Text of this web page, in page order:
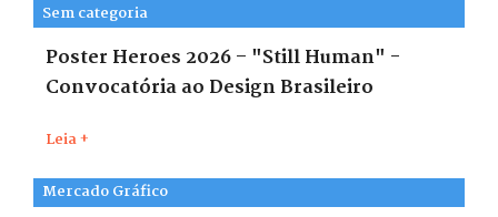
Sem categoria
Poster Heroes 2026 – "Still Human" -
Convocatória ao Design Brasileiro
Leia +
Mercado Gráfico